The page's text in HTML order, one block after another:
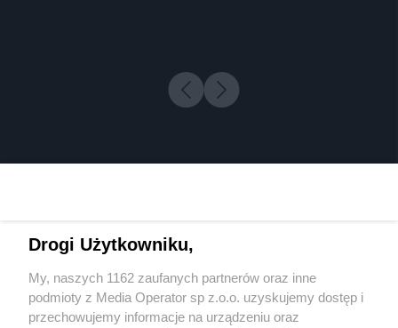
Wydawca mediów lokalnych
Drogi Użytkowniku,
My, naszych 1162 zaufanych partnerów oraz inne
podmioty z Media Operator sp z.o.o. uzyskujemy dostęp i
przechowujemy informacje na urządzeniu oraz